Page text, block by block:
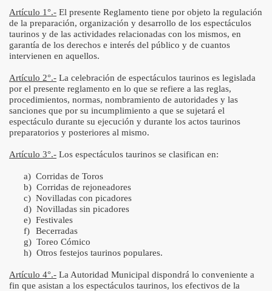
Artículo 1°.- El presente Reglamento tiene por objeto la regulación
de la preparación, organización y desarrollo de los espectáculos
taurinos y de las actividades relacionadas con los mismos, en
garantía de los derechos e interés del público y de cuantos
intervienen en aquellos.
Artículo 2°.- La celebración de espectáculos taurinos es legislada
por el presente reglamento en lo que se refiere a las reglas,
procedimientos, normas, nombramiento de autoridades y las
sanciones que por su incumplimiento a que se sujetará el
espectáculo durante su ejecución y durante los actos taurinos
preparatorios y posteriores al mismo.
Artículo 3°.- Los espectáculos taurinos se clasifican en:
a) Corridas de Toros
b) Corridas de rejoneadores
c) Novilladas con picadores
d) Novilladas sin picadores
e) Festivales
f)
Becerradas
g) Toreo Cómico
h) Otros festejos taurinos populares.
Artículo 4°.- La Autoridad Municipal dispondrá lo conveniente a
fin que asistan a los espectáculos taurinos, los efectivos de la
de Toros de Acho
peruanos
en la Fiesta Brava
del Rímac
de Chota
de los Milagros
Señor de los Milagros
- Perú Taurino 2009
Caballos - Perú Taurino 2009
Caballos - Perú Taurino 2009
Rejoneadores y Aficionados